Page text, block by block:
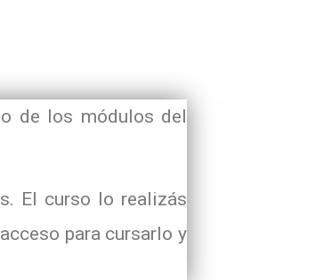
de los módulos del
El curso lo realizás
para cursarlo y